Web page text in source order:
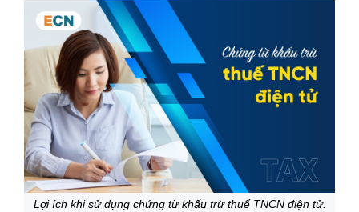
Lợi ích khi sử dụng chứng từ khấu trừ thuế TNCN điện tử.